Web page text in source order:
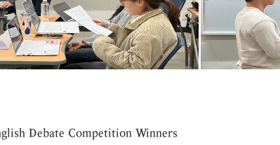
Debate Competition Winners